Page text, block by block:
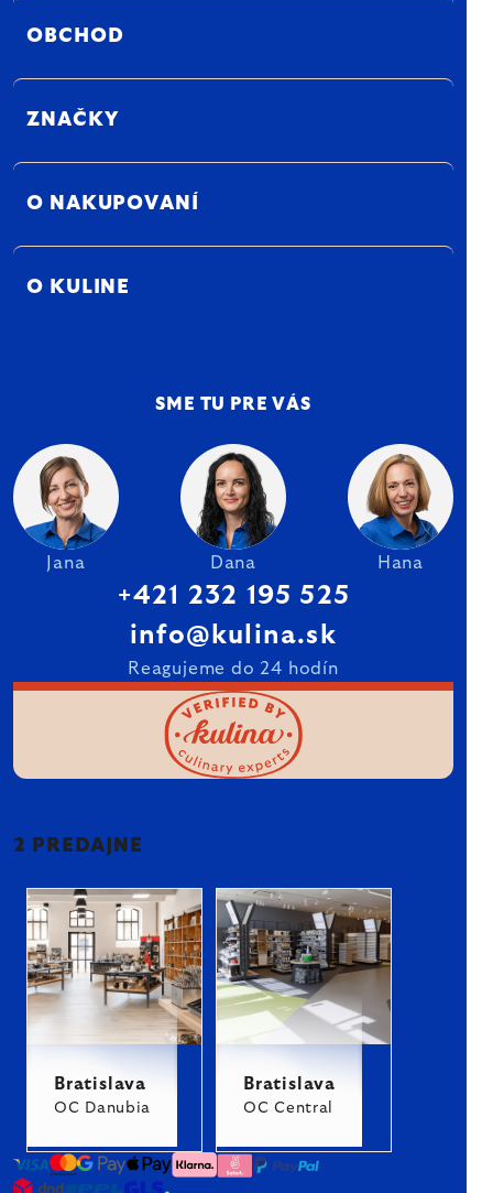
OBCHOD
ZNAČKY
O NAKUPOVANÍ
O KULINE
SME TU PRE VÁS
Jana Dana Hana
+421 232 195 525
info@kulina.sk
Reagujeme do 24 hodín
2 PREDAJNE
Bratislava
OC Danubia
Bratislava
OC Central